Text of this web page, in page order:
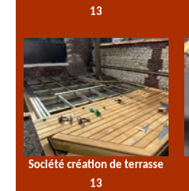
13
Société création de terrasse
13